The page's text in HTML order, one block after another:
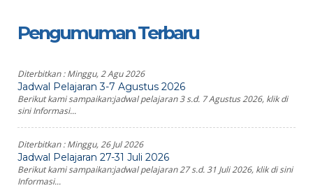
Pengumuman Terbaru
Diterbitkan :Minggu, 2 Agu 2026
Jadwal Pelajaran 3-7 Agustus 2026
Berikut kami sampaikan:jadwal pelajaran 3 s.d. 7 Agustus 2026, klik di
sini Informasi...
Diterbitkan :Minggu, 26 Jul 2026
Jadwal Pelajaran 27-31 Juli 2026
Berikut kami sampaikan:jadwal pelajaran 27 s.d. 31 Juli 2026, klik di sini
Informasi...